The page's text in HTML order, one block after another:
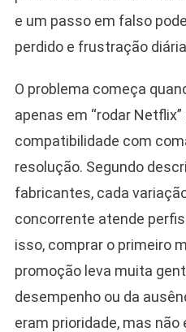
e um passo em falso
perdido e frustração
O problema começa
apenas em “rodar
compatibilidade com
resolução. Segundo
fabricantes, cada
concorrente atende
isso, comprar o primeiro
promoção leva muita
desempenho ou da
eram prioridade, mas